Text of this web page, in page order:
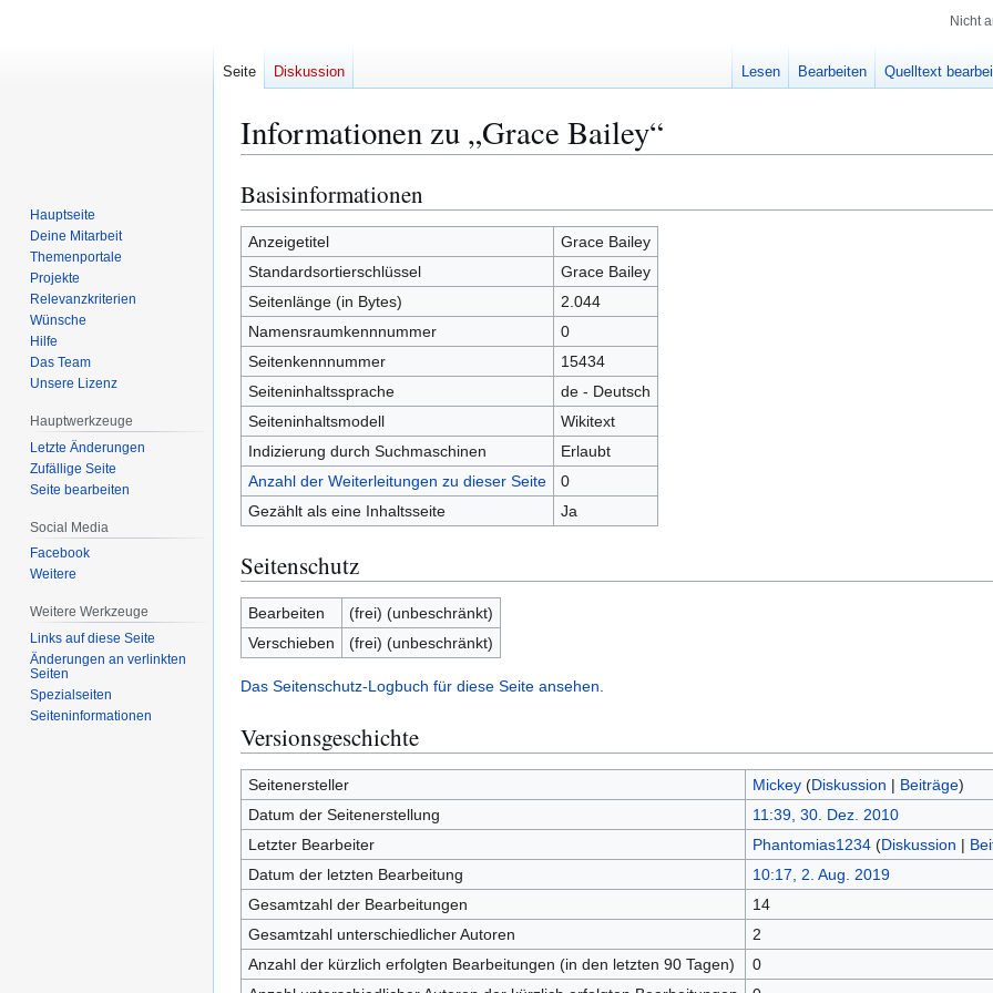
Informationen zu „Grace Bailey“
Zur
Navigation
springen
Zur
Suche
springen
Basisinformationen
Anzeigetitel
Grace Bailey
Standardsortierschlüssel
Grace Bailey
Seitenlänge (in Bytes)
2.044
Namensraumkennnummer
0
Seitenkennnummer
15434
Seiteninhaltssprache
de - Deutsch
Seiteninhaltsmodell
Wikitext
Indizierung durch Suchmaschinen
Erlaubt
Anzahl der Weiterleitungen zu dieser Seite
0
Gezählt als eine Inhaltsseite
Ja
Seitenschutz
Bearbeiten
(frei) (unbeschränkt)
Verschieben
(frei) (unbeschränkt)
Das Seitenschutz-Logbuch für diese Seite ansehen.
Versionsgeschichte
Seitenersteller Mickey (Diskussion | Beiträge)
Datum der Seitenerstellung
11:39, 30. Dez. 2010
Letzter Bearbeiter
Phantomias1234 (Diskussion |
Datum der letzten Bearbeitung
10:17, 2. Aug. 2019
Gesamtzahl der Bearbeitungen
14
Gesamtzahl unterschiedlicher Autoren
2
Anzahl der kürzlich erfolgten Bearbeitungen (in den letzten 90 Tagen)
0
Nicht
Seite Diskussion Lesen Bearbeiten Quelltext
Hauptseite
Deine Mitarbeit
Themenportale
Projekte
Relevanzkriterien
Wünsche
Hilfe
Das Team
Unsere Lizenz
Hauptwerkzeuge
Letzte Änderungen
Zufällige Seite
Seite bearbeiten
Social Media
Facebook
Weitere
Weitere Werkzeuge
Links auf diese Seite
Änderungen an verlinkten
Seiten
Spezialseiten
Seiten­­informationen